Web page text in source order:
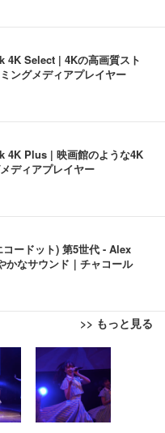
Select | 4Kの高画質スト
ングメディアプレイヤー
4K Plus | 映画館のような4K
ディアプレイヤー
ードット) 第5世代 - Alex
かなサウンド｜チャコール
>> もっと見る
ア 椅子 テレワーク 疲れな
ト コンパクト 約105度ロッ
回転 座面昇降 強化ナイロ
シュ 在宅ワーク H-WY01
ミアムモニター | FlexScan
UHD・USB Type-C・ホワ
トシーツ 薄型 レギュラー 1
イト 300枚